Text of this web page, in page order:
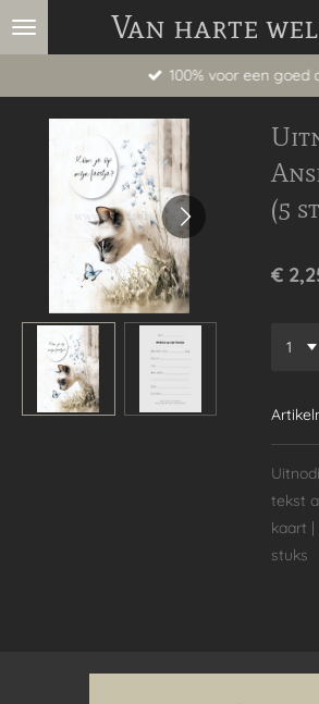
Ga
Van harte
100% voor een goed
(5
€
tekst
kaart |
stuks